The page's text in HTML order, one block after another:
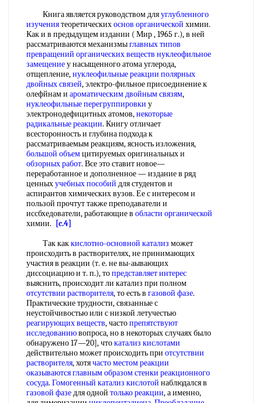
Книга является руководством дляуглубленного
изучениятеоретическихоснов органической химии.
Как и в предыдущем издании ( Мир , 1965 г.), в ней
рассматриваются механизмыглавных типов
превращений органических веществ нуклеофильное
замещениеу насыщенного атома углерода,
отщепление,нуклеофильные реакции полярных
двойных связей, электро-фильное присоединение к
олефйнам и ароматическим двойным связям,
нуклеофильные перегруппировки у
электронодефицитных атомов,некоторые
радикальные реакции. Книгу отличает
всесторонность и глубина подхода к
рассматриваемым реакциям, ясность изложения,
большой объемцитируемых оригинальных и
обзорных работ. Все это ставит новое—
переработанное и дополненное — издание в ряд
ценныхучебных пособий для студентов и
аспирантов химических вузов. Ее с интересом и
пользой прочтут также преподаватели и
иссбхедователи, работающие в области органической
химии.
[c.4]
Так каккислотно-основной катализ может
происходить в растворителях, не принимающих
участия в реакции (т. е. не вы-аывающих
диссоциацию и т. п.), топредставляет интерес
выяснить, происходит ли катализ при полном
отсутствии растворителя, то есть в газовой фазе.
Практические трудности, связанные с
неустойчивостью или с низкой летучестью
реагирующих веществ, частопрепятствуют
исследованиювопроса, но в некоторых случаях было
обнаружено 17—20], чтокатализ кислотами
действительно может происходить при отсутствии
растворителя, хотячасто местомреакции
оказываютсяглавным образомстенки реакционного
сосуда. Гомогенный катализ кислотой наблюдался в
газовой фазедля одной только реакции, а именно,